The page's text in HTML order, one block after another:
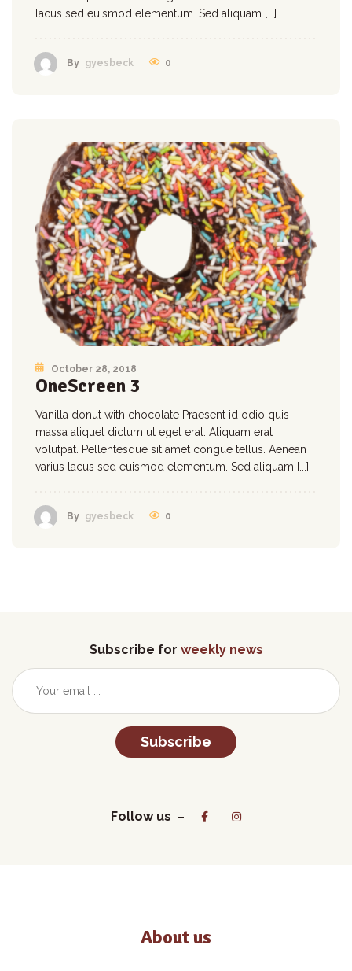
lacus sed euismod elementum. Sed aliquam [...]
By gyesbeck 0
October 28, 2018
OneScreen 3
Vanilla donut with chocolate Praesent id odio quis
massa aliquet dictum ut eget erat. Aliquam erat
volutpat. Pellentesque sit amet congue tellus. Aenean
varius lacus sed euismod elementum. Sed aliquam [...]
By gyesbeck 0
Subscribe for weekly news
Subscribe
Follow us
About us